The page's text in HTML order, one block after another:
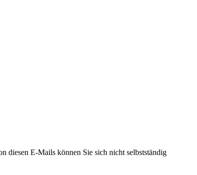
diesen E-Mails können Sie sich nicht selbstständig